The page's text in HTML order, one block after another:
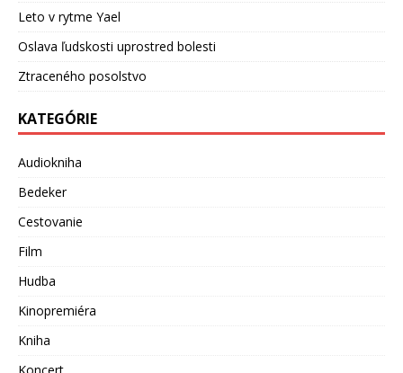
Leto v rytme Yael
Oslava ľudskosti uprostred bolesti
Ztraceného posolstvo
KATEGÓRIE
Audiokniha
Bedeker
Cestovanie
Film
Hudba
Kinopremiéra
Kniha
Koncert